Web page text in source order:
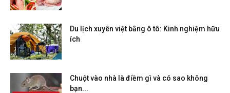
Du lịch xuyên việt bằng ô tô: Kinh nghiệm hữu
ích
Chuột vào nhà là điềm gì và có sao không
bạn...